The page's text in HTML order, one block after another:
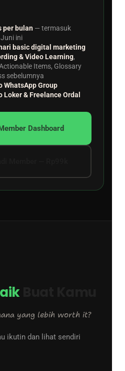
per bulan — termasuk
ini
basic digital marketing
& Video Learning,
Items, Glossary
sebelumnya
WhatsApp Group
Loker & Freelance Ordal
Dashboard
yang lebih worth it?
ikutin dan lihat sendiri